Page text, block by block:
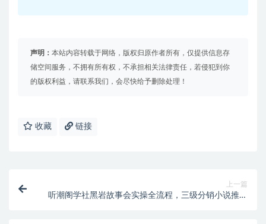
声明： 本站内容转载于网络，版权归原作者所有，仅提供信息存
储空间服务，不拥有所有权，不承担相关法律责任，若侵犯到你
的版权利益，请联系我们，会尽快给予删除处理！
收藏 链接
上一篇
听潮阁学社黑岩故事会实操全流程，三级分销小说推文